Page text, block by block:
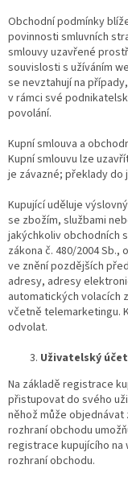
Obchodní podmínky
povinnosti smluvních
smlouvy uzavřené
souvislosti s užíváním
se nevztahují na
v rámci své
povolání.
Kupní smlouva a
Kupní smlouvu lze
je závazné; překlady do
Kupující uděluje
se zbožím, službami
jakýchkoliv obchodních
zákona č. 480/2004
ve znění pozdějších
adresy, adresy
automatických volacích
včetně telemarketingu.
odvolat.
Uživatelský účet
Na základě registrace
přistupovat do svého
něhož může objednávat
rozhraní obchodu
registrace kupujícího
rozhraní obchodu.